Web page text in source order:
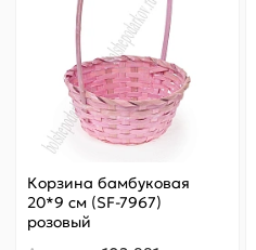
Корзина бамбуковая
20*9 см (SF-7967)
розовый